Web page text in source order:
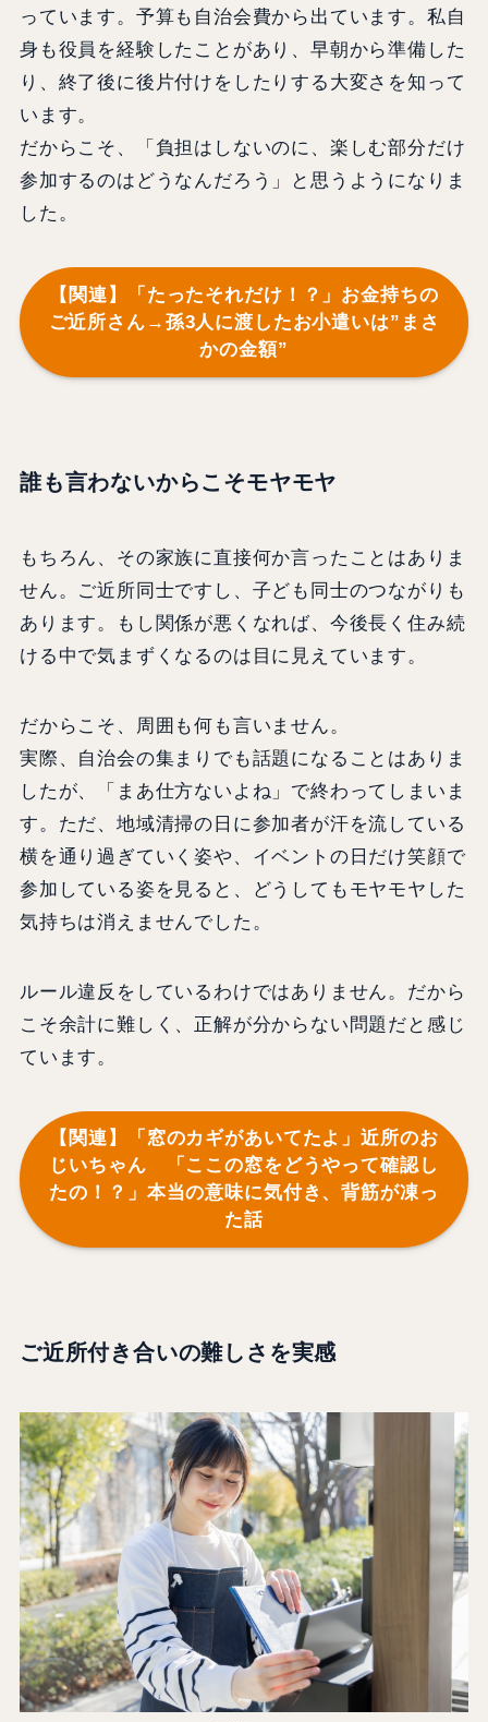
っています。予算も自治会費から出ています。私自
身も役員を経験したことがあり、早朝から準備した
り、終了後に後片付けをしたりする大変さを知って
います。
だからこそ、「負担はしないのに、楽しむ部分だけ
参加するのはどうなんだろう」と思うようになりま
した。
【関連】「たったそれだけ！？」お金持ちの
ご近所さん→孫3人に渡したお小遣いは”まさ
かの金額”
誰も言わないからこそモヤモヤ
もちろん、その家族に直接何か言ったことはありま
せん。ご近所同士ですし、子ども同士のつながりも
あります。もし関係が悪くなれば、今後長く住み続
ける中で気まずくなるのは目に見えています。
だからこそ、周囲も何も言いません。
実際、自治会の集まりでも話題になることはありま
したが、「まあ仕方ないよね」で終わってしまいま
す。ただ、地域清掃の日に参加者が汗を流している
横を通り過ぎていく姿や、イベントの日だけ笑顔で
参加している姿を見ると、どうしてもモヤモヤした
気持ちは消えませんでした。
ルール違反をしているわけではありません。だから
こそ余計に難しく、正解が分からない問題だと感じ
ています。
【関連】「窓のカギがあいてたよ」近所のお
じいちゃん 「ここの窓をどうやって確認し
たの！？」本当の意味に気付き、背筋が凍っ
た話
ご近所付き合いの難しさを実感